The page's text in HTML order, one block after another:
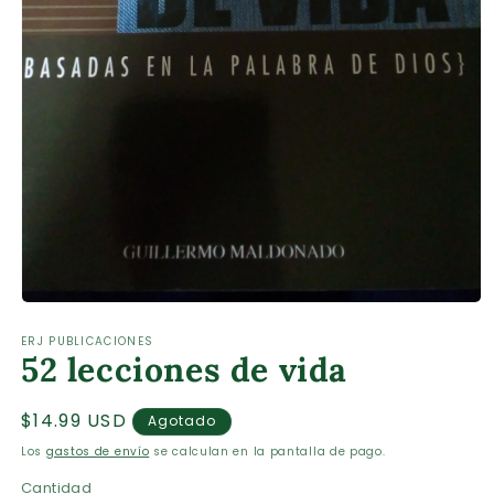
multimedia
1
en
modal
ERJ PUBLICACIONES
52 lecciones de vida
Precio
habitual
$14.99 USD Agotado
Los gastos de envío se calculan en la pantalla de pago.
Cantidad